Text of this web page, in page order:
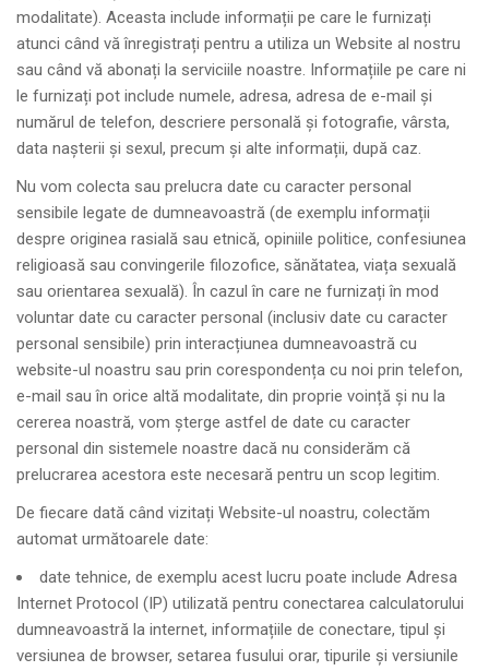
modalitate). Aceasta include informații pe care le furnizați
atunci când vă înregistrați pentru a utiliza un Website al nostru
sau când vă abonați la serviciile noastre. Informațiile pe care ni
le furnizați pot include numele, adresa, adresa de e-mail și
numărul de telefon, descriere personală și fotografie, vârsta,
data nașterii și sexul, precum și alte informații, după caz.
Nu vom colecta sau prelucra date cu caracter personal
sensibile legate de dumneavoastră (de exemplu informații
despre originea rasială sau etnică, opiniile politice, confesiunea
religioasă sau convingerile filozofice, sănătatea, viața sexuală
sau orientarea sexuală). În cazul în care ne furnizați în mod
voluntar date cu caracter personal (inclusiv date cu caracter
personal sensibile) prin interacțiunea dumneavoastră cu
website-ul noastru sau prin corespondența cu noi prin telefon,
e-mail sau în orice altă modalitate, din proprie voință și nu la
cererea noastră, vom șterge astfel de date cu caracter
personal din sistemele noastre dacă nu considerăm că
prelucrarea acestora este necesară pentru un scop legitim.
De fiecare dată când vizitați Website-ul noastru, colectăm
automat următoarele date:
date tehnice, de exemplu acest lucru poate include Adresa
Internet Protocol (IP) utilizată pentru conectarea calculatorului
dumneavoastră la internet, informațiile de conectare, tipul și
versiunea de browser, setarea fusului orar, tipurile și versiunile